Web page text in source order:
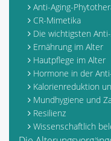
Anti-Aging-
CR-Mimetika
Die wichtigsten
Ernährung im Alter
Hautpflege im Alter
Hormone in der
Kalorienreduktion
Mundhygiene und
Resilienz
Wissenschaftlich